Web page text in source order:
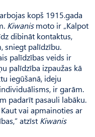
kopš 1915.gada
Kiwanismoto ir „Kalpot
dibināt kontaktus,
sniegt palīdzību.
palīdzības veids ir
palīdzība izpaužas kā
iegūšanā, ideju
ir garām.
padarīt pasauli labāku.
vai apmainoties ar
atzīst Kiwanis